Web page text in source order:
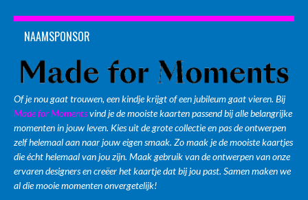
NAAMSPONSOR
Of je nou gaat trouwen, een kindje krijgt of een jubileum gaat vieren. Bij
Made for Momentsvind je de mooiste kaarten passend bij alle belangrijke
momenten in jouw leven. Kies uit de grote collectie en pas de ontwerpen
zelf helemaal aan naar jouw eigen smaak. Zo maak je de mooiste kaartjes
die écht helemaal van jou zijn. Maak gebruik van de ontwerpen van onze
ervaren designers en creëer het kaartje dat bij jou past. Samen maken we
al die mooie momenten onvergetelijk!